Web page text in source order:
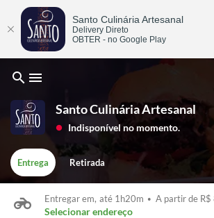
search menu
Santo Culinária Artesanal
lens Indisponível no momento.
Entrega Retirada
Entregar em, até 1h20m • A partir de R$
Selecionar endereço
Santo Culinária Artesanal
Delivery Direto
OBTER - no Google Play